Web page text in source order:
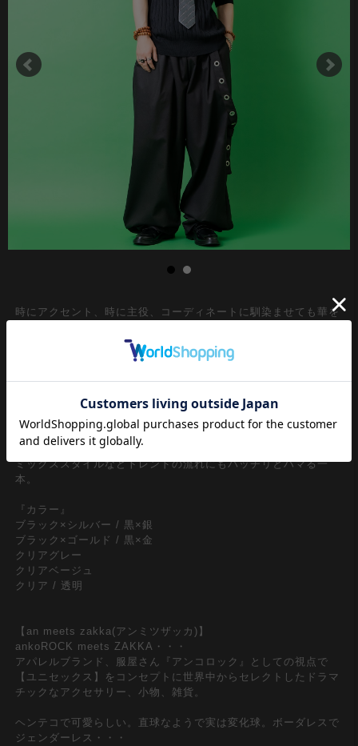
時にアクセント、時に主役、コーディネートに馴染ませても華を
フレームの中に金属製のメタル芯を入れテンプル内からメタル芯
が浮かび上がるクラシカルで高級感溢れる素材遊びもレトロな世
界観を加速。クラシックでいてしっかり現代モードな雰囲気もあ
るスタイルは、ストリートやモードはもちろん90ｓ、Y2K、古着
ミックススタイルなどトレンドの流れにもバッチリとハマる一
本。
『カラー』
ブラック×シルバー / 黒×銀
ブラック×ゴールド / 黒×金
クリアグレー
クリアベージュ
クリア / 透明
【an meets zakka(アンミツザッカ)】
ankoROCK meets ZAKKA・・・
アパレルブランド、服屋さん『アンコロック』としての視点で
【ユニセックス】をコンセプトに世界中からセレクトしたドラマ
チックなアクセサリー、小物、雑貨。
ヘンテコで可愛らしい。直球なようで実は変化球。ボーダレスで
ジェンダーレス・・・